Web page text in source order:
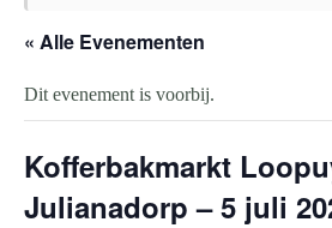
« Alle Evenementen
Dit evenement is voorbij.
Kofferbakmarkt
Julianadorp – 5 juli